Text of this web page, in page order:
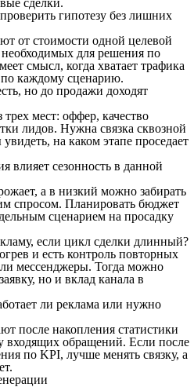
сделки.
гипотезу без лишних
от стоимости одной целевой
для решения по
смысл, когда хватает трафика
каждому сценарию.
но до продажи доходят
мест: оффер, качество
лидов. Нужна связка сквозной
на каком этапе проседает
влияет сезонность в данной
а в низкий можно забирать
спросом. Планировать бюджет
сценарием на просадку
если цикл сделки длинный?
и есть контроль повторных
мессенджеры. Тогда можно
но и вклад канала в
ли реклама или нужно
после накопления статистики
входящих обращений. Если после
по KPI, лучше менять связку, а